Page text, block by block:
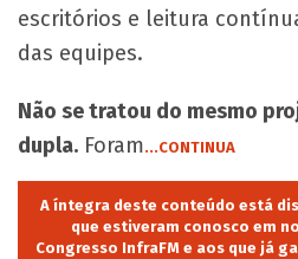
escritórios e leitura
das equipes.
Não se tratou do mesmo
dupla. Foram...CONTINUA
A íntegra deste conteúdo está
que estiveram conosco em
Congresso InfraFM e aos que já